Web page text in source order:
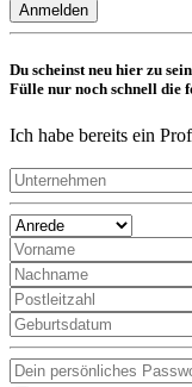
Anmelden
Du scheinst neu hier zu
Fülle nur noch schnell die
Ich habe bereits ein